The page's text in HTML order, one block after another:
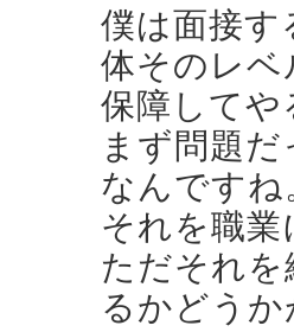
僕は面接す
体そのレベ
保障してや
まず問題
なんです
それを職
ただそれ
るかどう